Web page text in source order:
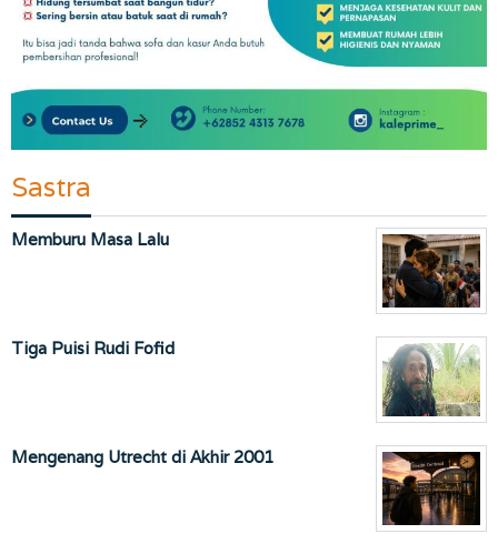
Sastra
Memburu Masa Lalu
Tiga Puisi Rudi Fofid
Mengenang Utrecht di Akhir 2001